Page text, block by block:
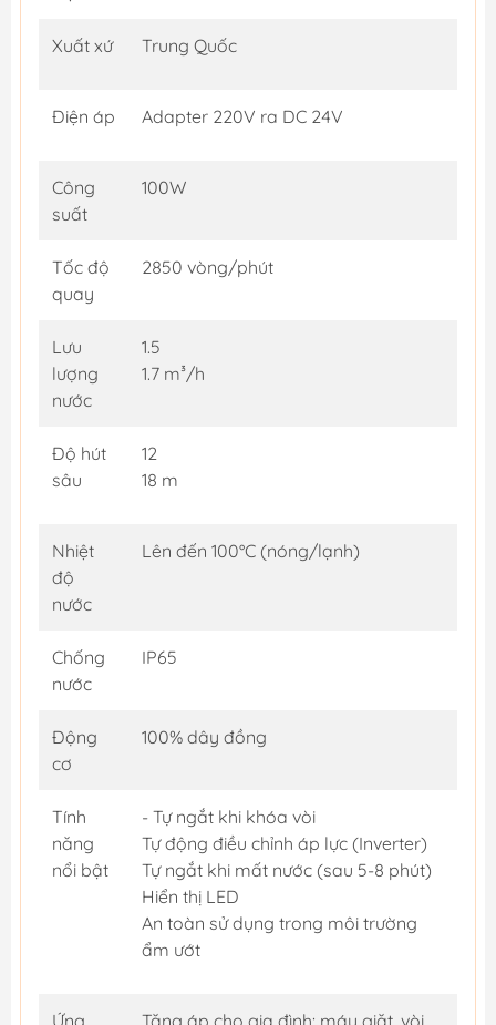
Xuất xứ Trung Quốc
Điện áp Adapter 220V ra DC 24V
Công
suất
100W
Tốc độ
quay
2850 vòng/phút
Lưu
lượng
nước
1.5
1.7 m³/h
Độ hút
sâu
12
18 m
Nhiệt
độ
nước
Lên đến 100°C (nóng/lạnh)
Chống
nước
IP65
Động
cơ
100% dây đồng
Tính
năng
nổi bật
- Tự ngắt khi khóa vòi
Tự động điều chỉnh áp lực (Inverter)
Tự ngắt khi mất nước (sau 5-8 phút)
Hiển thị LED
An toàn sử dụng trong môi trường
ẩm ướt
Ứng Tăng áp cho gia đình: máy giặt, vòi